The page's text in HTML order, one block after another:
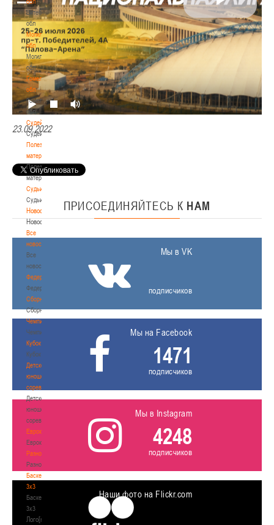
Витебская
обл
Могилевская
обл
Могилевская
обл
Гомельская
обл
Гомельская
обл
Судейство
Судейство
Полезные
материалы
Полезные
материалы
Судьи
Судьи
Новости
Новости
Все
новости
Все
новости
Федерация
Федерация
Сборные
Сборные
Чемпионат
Чемпионат
Кубок
Кубок
Детско-
юношеские
соревнования
Детско-
юношеские
соревнования
Еврокубки
Еврокубки
Разное
Разное
Баскетбол
3х3
Баскетбол
3х3
Лого[modid=121]
23.09.2022
ПРИСОЕДИНЯЙТЕСЬ К НАМ
Мы в VK
подписчиков
Мы на Facebook
1471
подписчиков
Мы в Instagram
4248
подписчиков
Наши фото на Flickr.com